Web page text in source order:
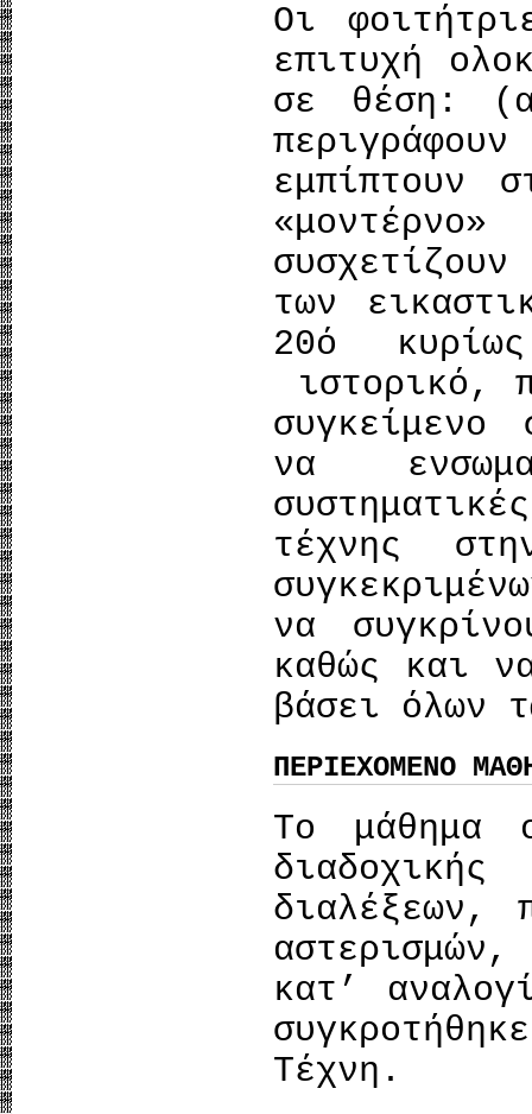
Οι
επιτυχή
σε θέση:
εμπίπτουν
των
20ό
ιστορικό,
να
τέχνης
να
καθώς και
βάσει όλων
ΠΕΡΙΕΧΟΜΕΝΟ
Το μάθημα
διαλέξεων,
κατ’
Τέχνη.